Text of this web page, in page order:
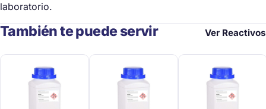
laboratorio.
También te puede servir Ver Reactivos